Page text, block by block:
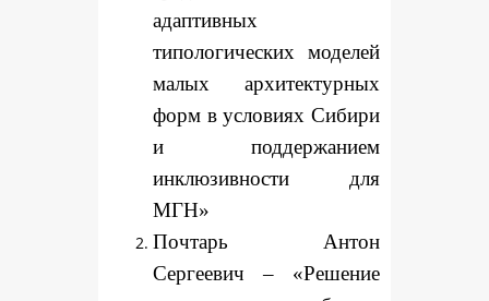
адаптивных
типологических моделей
малых архитектурных
форм в условиях Сибири
и поддержанием
инклюзивности для
МГН»
Почтарь Антон
Сергеевич – «Решение